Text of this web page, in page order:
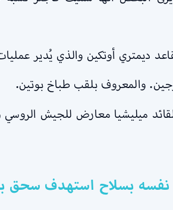
ديمتري أوتكين والذي يُدير
والمعروف بلقب طباخ بوتين.
ميليشيا معارض للجيش الروسي